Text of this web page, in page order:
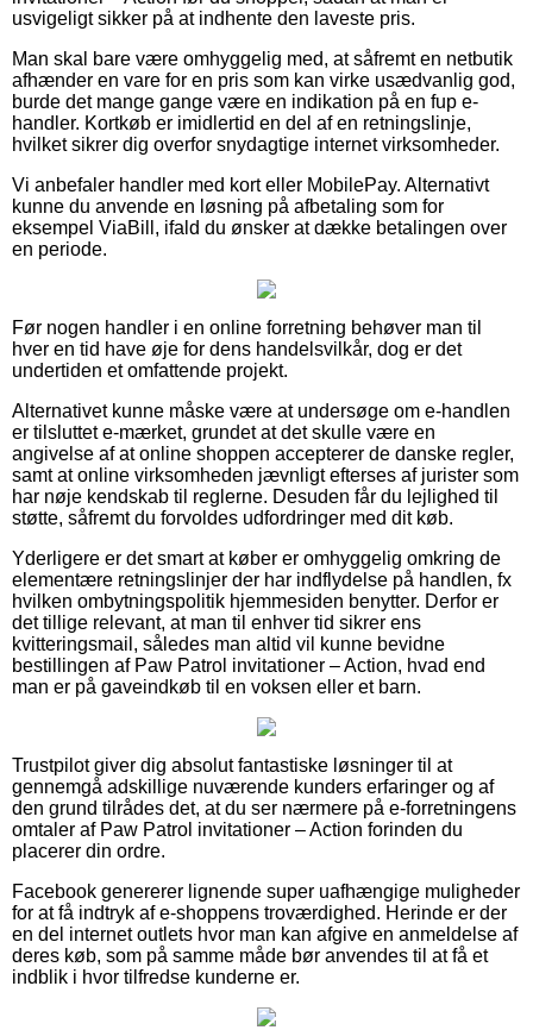
usvigeligt sikker på at indhente den laveste pris.
Man skal bare være omhyggelig med, at såfremt en netbutik
afhænder en vare for en pris som kan virke usædvanlig god,
burde det mange gange være en indikation på en fup e-
handler. Kortkøb er imidlertid en del af en retningslinje,
hvilket sikrer dig overfor snydagtige internet virksomheder.
Vi anbefaler handler med kort eller MobilePay. Alternativt
kunne du anvende en løsning på afbetaling som for
eksempel ViaBill, ifald du ønsker at dække betalingen over
en periode.
Før nogen handler i en online forretning behøver man til
hver en tid have øje for dens handelsvilkår, dog er det
undertiden et omfattende projekt.
Alternativet kunne måske være at undersøge om e-handlen
er tilsluttet e-mærket, grundet at det skulle være en
angivelse af at online shoppen accepterer de danske regler,
samt at online virksomheden jævnligt efterses af jurister som
har nøje kendskab til reglerne. Desuden får du lejlighed til
støtte, såfremt du forvoldes udfordringer med dit køb.
Yderligere er det smart at køber er omhyggelig omkring de
elementære retningslinjer der har indflydelse på handlen, fx
hvilken ombytningspolitik hjemmesiden benytter. Derfor er
det tillige relevant, at man til enhver tid sikrer ens
kvitteringsmail, således man altid vil kunne bevidne
bestillingen af Paw Patrol invitationer – Action, hvad end
man er på gaveindkøb til en voksen eller et barn.
Trustpilot giver dig absolut fantastiske løsninger til at
gennemgå adskillige nuværende kunders erfaringer og af
den grund tilrådes det, at du ser nærmere på e-forretningens
omtaler af Paw Patrol invitationer – Action forinden du
placerer din ordre.
Facebook genererer lignende super uafhængige muligheder
for at få indtryk af e-shoppens troværdighed. Herinde er der
en del internet outlets hvor man kan afgive en anmeldelse af
deres køb, som på samme måde bør anvendes til at få et
indblik i hvor tilfredse kunderne er.